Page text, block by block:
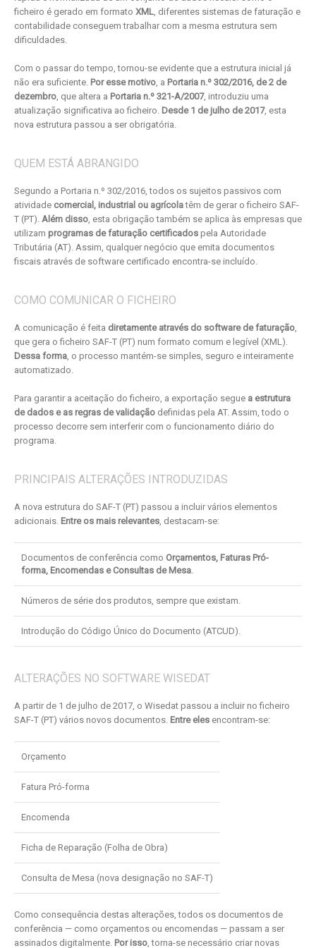
ficheiro é gerado em formato XML, diferentes sistemas de faturação e
contabilidade conseguem trabalhar com a mesma estrutura sem
dificuldades.
Com o passar do tempo, tornou-se evidente que a estrutura inicial já
não era suficiente. Por esse motivo, a Portaria n.º 302/2016, de 2 de
dezembro, que altera a Portaria n.º 321-A/2007, introduziu uma
atualização significativa ao ficheiro. Desde 1 de julho de 2017, esta
nova estrutura passou a ser obrigatória.
QUEM ESTÁ ABRANGIDO
Segundo a Portaria n.º 302/2016, todos os sujeitos passivos com
atividade comercial, industrial ou agrícolatêm de gerar o ficheiro SAF-
T (PT). Além disso, esta obrigação também se aplica às empresas que
utilizam programas de faturação certificados pela Autoridade
Tributária (AT). Assim, qualquer negócio que emita documentos
fiscais através de software certificado encontra-se incluído.
COMO COMUNICAR O FICHEIRO
A comunicação é feita diretamente através do software de faturação,
que gera o ficheiro SAF-T (PT) num formato comum e legível (XML).
Dessa forma, o processo mantém-se simples, seguro e inteiramente
automatizado.
Para garantir a aceitação do ficheiro, a exportação segue a estrutura
de dados e as regras de validação definidas pela AT. Assim, todo o
processo decorre sem interferir com o funcionamento diário do
programa.
PRINCIPAIS ALTERAÇÕES INTRODUZIDAS
A nova estrutura do SAF-T (PT) passou a incluir vários elementos
adicionais. Entre os mais relevantes, destacam-se:
Documentos de conferência como Orçamentos, Faturas Pró-
forma, Encomendas e Consultas de Mesa.
Números de série dos produtos, sempre que existam.
Introdução do Código Único do Documento (ATCUD).
ALTERAÇÕES NO SOFTWARE WISEDAT
A partir de 1 de julho de 2017, o Wisedat passou a incluir no ficheiro
SAF-T (PT) vários novos documentos. Entre eles encontram-se:
Orçamento
Fatura Pró-forma
Encomenda
Ficha de Reparação (Folha de Obra)
Consulta de Mesa (nova designação no SAF-T)
Como consequência destas alterações, todos os documentos de
conferência — como orçamentos ou encomendas — passam a ser
assinados digitalmente. Por isso, torna-se necessário criar novas